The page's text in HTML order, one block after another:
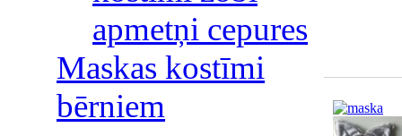
apmetņi cepures
Maskas kostīmi
bērniem